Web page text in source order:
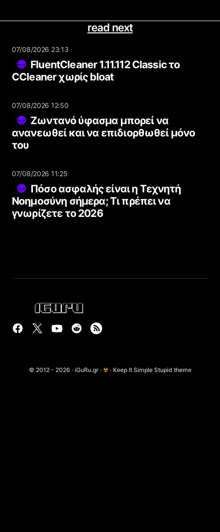
read next
07/08/2026 23:13
FluentCleaner 1.11.112 Classic το
CCleaner χωρίς bloat
07/08/2026 12:50
Ζωντανό ύφασμα μπορεί να
ανανεωθεί και να επιδιορθωθεί μόνο
του
07/08/2026 11:25
Πόσο ασφαλής είναι η Τεχνητή
Νοημοσύνη σήμερα; Τι πρέπει να
γνωρίζετε το 2026
© 2012 - 2026 · iGuRu.gr · ☢ · Keep It Simple Stupid theme